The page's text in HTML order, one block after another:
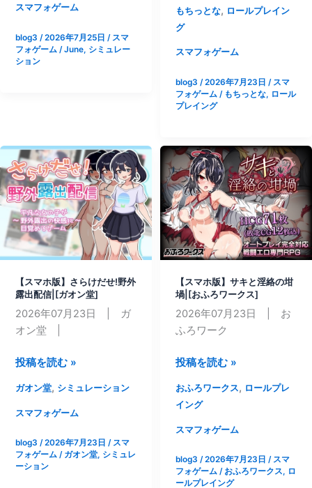
版】
お
さ
隣
の
狐
お
姉
さ
ん
が
発
情
期
困
て
る
スマフォゲーム
blog3 /2026年7月25日 / スマ
フォゲーム/June, シミュレー
ション
ホ
版】
下
が
な
[も
ち
っ
と
な]
もちっとな, ロールプレイン
グ
スマフォゲーム
blog3 /2026年7月23日 / スマ
フォゲーム/ もちっとな, ロール
プレイング
【スマホ版】さらけだせ!野外
露出配信|[ガオン堂]
2026年07月23日 | ガ
オン堂 |
【ス
ホ
版】
ら
け
投稿を読む »
ガオン堂, シミュレーション
スマフォゲーム
blog3 /2026年7月23日 / スマ
フォゲーム/ ガオン堂, シミュレ
ーション
【スマホ版】サキと淫絡の坩
堝|[おふろワークス]
2026年07月23日 | お
ふろワーク
【ス
ホ
版】
サ
と
淫
投稿を読む »
おふろワークス, ロールプレ
イング
スマフォゲーム
blog3 /2026年7月23日 / スマ
フォゲーム/ おふろワークス, ロ
ールプレイング